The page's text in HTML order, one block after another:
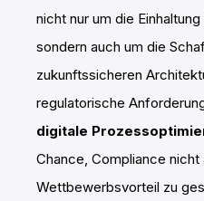
nicht nur um die
sondern auch um die
zukunftssicheren
regulatorische
digitale
Chance, Compliance nicht
Wettbewerbsvorteil zu